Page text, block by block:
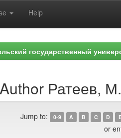
Help
государственный
Ратеев,
Jump to: 0-9 A B C D
or